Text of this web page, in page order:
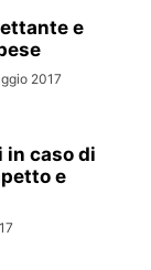
e
2017
in caso di
e